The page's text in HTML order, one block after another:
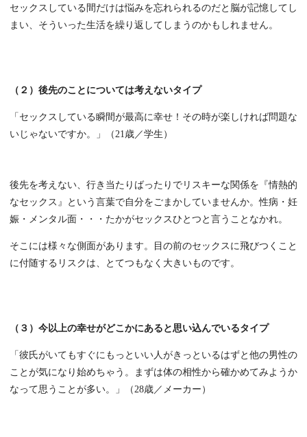
セックスしている間だけは悩みを忘れられるのだと脳が記憶してし
まい、そういった生活を繰り返してしまうのかもしれません。
（２）後先のことについては考えないタイプ
「セックスしている瞬間が最高に幸せ！その時が楽しければ問題な
いじゃないですか。」（21歳／学生）
後先を考えない、行き当たりばったりでリスキーな関係を『情熱的
なセックス』という言葉で自分をごまかしていませんか。性病・妊
娠・メンタル面・・・たかがセックスひとつと言うことなかれ。
そこには様々な側面があります。目の前のセックスに飛びつくこと
に付随するリスクは、とてつもなく大きいものです。
（３）今以上の幸せがどこかにあると思い込んでいるタイプ
「彼氏がいてもすぐにもっといい人がきっといるはずと他の男性の
ことが気になり始めちゃう。まずは体の相性から確かめてみようか
なって思うことが多い。」（28歳／メーカー）